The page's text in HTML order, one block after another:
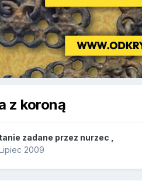
z koroną
zadane przez nurzec
2009